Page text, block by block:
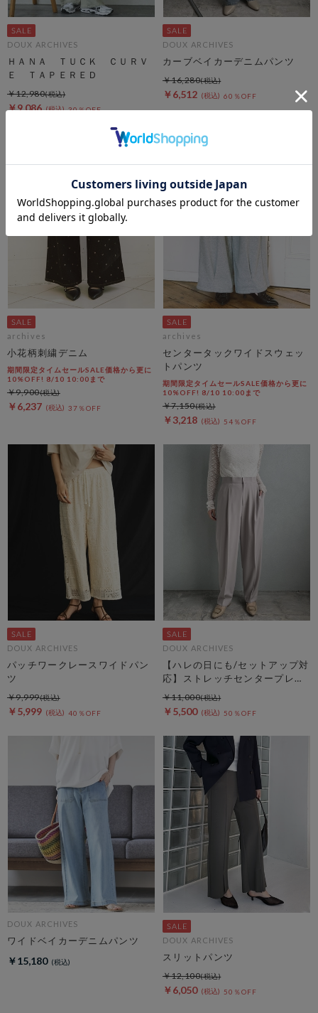
DOUX ARCHIVES
ＨＡＮＡ ＴＵＣＫ ＣＵＲＶ
Ｅ ＴＡＰＥＲＥＤ
￥9,086 30％OFF
￥12,980
DOUX ARCHIVES
カーブベイカーデニムパンツ
￥6,512 60％OFF
￥16,280
archives
小花柄刺繍デニム
期間限定タイムセールSALE価格から更に
10%OFF! 8/10 10:00まで
￥6,237 37％OFF
￥9,900
archives
センタータックワイドスウェッ
トパンツ
期間限定タイムセールSALE価格から更に
10%OFF! 8/10 10:00まで
￥3,218 54％OFF
￥7,150
DOUX ARCHIVES
パッチワークレースワイドパン
ツ
￥5,999 40％OFF
￥9,999
DOUX ARCHIVES
【ハレの日にも/セットアップ対
応】ストレッチセンタープレス
パンツ
￥5,500 50％OFF
￥11,000
DOUX ARCHIVES
ワイドベイカーデニムパンツ
￥15,180
DOUX ARCHIVES
スリットパンツ
￥6,050 50％OFF
￥12,100